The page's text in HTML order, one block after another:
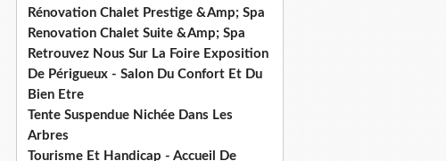
Rénovation Chalet Prestige &Amp; Spa
Renovation Chalet Suite &Amp; Spa
Retrouvez Nous Sur La Foire Exposition
De Périgueux - Salon Du Confort Et Du
Bien Etre
Tente Suspendue Nichée Dans Les
Arbres
Tourisme Et Handicap - Accueil De